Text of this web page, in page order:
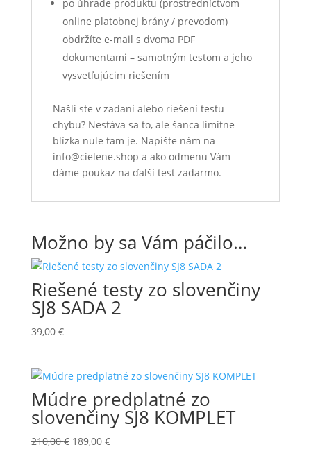
po úhrade produktu (prostredníctvom
online platobnej brány / prevodom)
obdržíte e-mail s dvoma PDF
dokumentami – samotným testom a jeho
vysvetľujúcim riešením
Našli ste v zadaní alebo riešení testu
chybu? Nestáva sa to, ale šanca limitne
blízka nule tam je. Napíšte nám na
info@cielene.shop a ako odmenu Vám
dáme poukaz na ďalší test zadarmo.
Možno by sa Vám páčilo…
Riešené testy zo slovenčiny
SJ8 SADA 2
39,00 €
Múdre predplatné zo
slovenčiny SJ8 KOMPLET
210,00€ Pôvodná
189,00 €Aktuálna